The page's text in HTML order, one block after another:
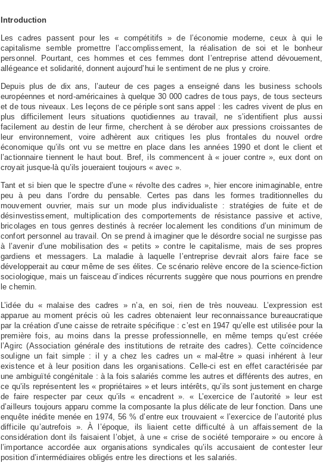
Introduction
Les cadres passent pour les « compétitifs » de l’économie moderne, ceux à qui le
capitalisme semble promettre l’accomplissement, la réalisation de soi et le bonheur
personnel. Pourtant, ces hommes et ces femmes dont l’entreprise attend dévouement,
allégeance et solidarité, donnent aujourd’hui le sentiment de ne plus y croire.
Depuis plus de dix ans, l’auteur de ces pages a enseigné dans les business schools
européennes et nord-américaines à quelque 30 000 cadres de tous pays, de tous secteurs
et de tous niveaux. Les leçons de ce périple sont sans appel : les cadres vivent de plus en
plus difficilement leurs situations quotidiennes au travail, ne s’identifient plus aussi
facilement au destin de leur firme, cherchent à se dérober aux pressions croissantes de
leur environnement, voire adhèrent aux critiques les plus frontales du nouvel ordre
économique qu’ils ont vu se mettre en place dans les années 1990 et dont le client et
l’actionnaire tiennent le haut bout. Bref, ils commencent à « jouer contre », eux dont on
croyait jusque-là qu’ils joueraient toujours « avec ».
Tant et si bien que le spectre d’une « révolte des cadres », hier encore inimaginable, entre
peu à peu dans l’ordre du pensable. Certes pas dans les formes traditionnelles du
mouvement ouvrier, mais sur un mode plus individualiste : stratégies de fuite et de
désinvestissement, multiplication des comportements de résistance passive et active,
bricolages en tous genres destinés à recréer localement les conditions d’un minimum de
confort personnel au travail. On se prend à imaginer que le désordre social ne surgisse pas
à l’avenir d’une mobilisation des « petits » contre le capitalisme, mais de ses propres
gardiens et messagers. La maladie à laquelle l’entreprise devrait alors faire face se
développerait au cœur même de ses élites. Ce scénario relève encore de la science-fiction
sociologique, mais un faisceau d’indices récurrents suggère que nous pourrions en prendre
le chemin.
L’idée du « malaise des cadres » n’a, en soi, rien de très nouveau. L’expression est
apparue au moment précis où les cadres obtenaient leur reconnaissance bureaucratique
par la création d’une caisse de retraite spécifique : c’est en 1947 qu’elle est utilisée pour la
première fois, au moins dans la presse professionnelle, en même temps qu’est créée
l’Agirc (Association générale des institutions de retraite des cadres). Cette coïncidence
souligne un fait simple : il y a chez les cadres un « mal-être » quasi inhérent à leur
existence et à leur position dans les organisations. Celle-ci est en effet caractérisée par
une ambiguïté congénitale : à la fois salariés comme les autres et différents des autres, en
ce qu’ils représentent les « propriétaires » et leurs intérêts, qu’ils sont justement en charge
de faire respecter par ceux qu’ils « encadrent ». « L’exercice de l’autorité » leur est
d’ailleurs toujours apparu comme la composante la plus délicate de leur fonction. Dans une
enquête inédite menée en 1974, 56 % d’entre eux trouvaient « l’exercice de l’autorité plus
difficile qu’autrefois ». À l’époque, ils liaient cette difficulté à un affaissement de la
considération dont ils faisaient l’objet, à une « crise de société temporaire » ou encore à
l’importance accordée aux organisations syndicales qu’ils accusaient de contester leur
position d’intermédiaires obligés entre les directions et les salariés.